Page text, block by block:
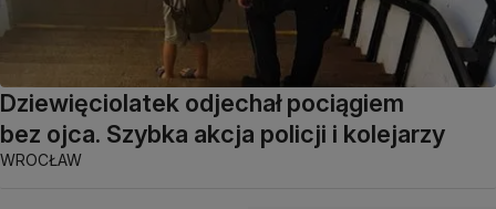
Dziewięciolatek odjechał pociągiem
bez ojca. Szybka akcja policji i kolejarzy
WROCŁAW